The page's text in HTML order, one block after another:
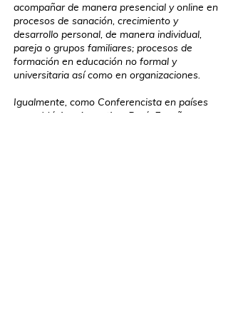
acompañar de manera presencial y online en
procesos de sanación, crecimiento y
desarrollo personal, de manera individual,
pareja o grupos familiares; procesos de
formación en educación no formal y
universitaria así como en organizaciones.
Igualmente, como Conferencista en países